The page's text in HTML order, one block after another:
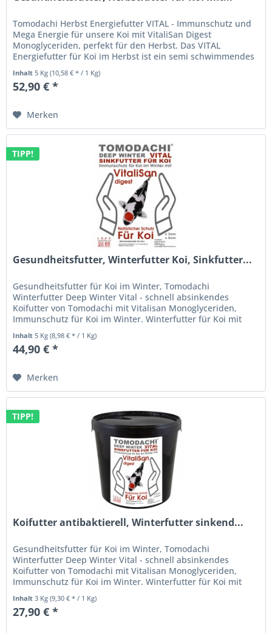
Tomodachi Herbst Energiefutter VITAL - Immunschutz und
Mega Energie für unsere Koi mit VitaliSan Digest
Monoglyceriden, perfekt für den Herbst. Das VITAL
Energiefutter für Koi im Herbst ist ein semi schwimmendes
Inhalt5 Kg(10,58 € * / 1 Kg)
52,90 € *
Merken
TIPP!
Gesundheitsfutter, Winterfutter Koi, Sinkfutter...
Gesundheitsfutter für Koi im Winter, Tomodachi
Winterfutter Deep Winter Vital - schnell absinkendes
Koifutter von Tomodachi mit Vitalisan Monoglyceriden,
Immunschutz für Koi im Winter. Winterfutter für Koi mit
Inhalt 5 Kg(8,98 € * / 1 Kg)
44,90 € *
Merken
TIPP!
Koifutter antibaktierell, Winterfutter sinkend...
Gesundheitsfutter für Koi im Winter, Tomodachi
Winterfutter Deep Winter Vital - schnell absinkendes
Koifutter von Tomodachi mit Vitalisan Monoglyceriden,
Immunschutz für Koi im Winter. Winterfutter für Koi mit
Inhalt3 Kg(9,30 € * / 1 Kg)
27,90 € *